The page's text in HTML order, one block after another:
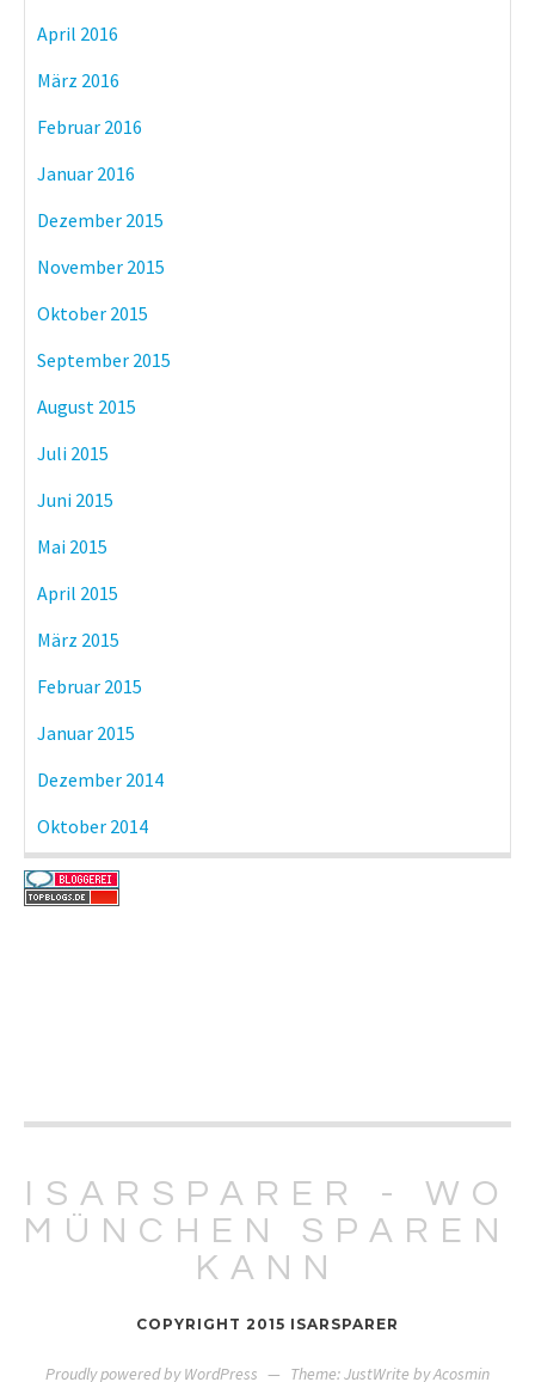
April 2016
März 2016
Februar 2016
Januar 2016
Dezember 2015
November 2015
Oktober 2015
September 2015
August 2015
Juli 2015
Juni 2015
Mai 2015
April 2015
März 2015
Februar 2015
Januar 2015
Dezember 2014
Oktober 2014
ISARSPARER - WO
MÜNCHEN SPAREN
KANN
COPYRIGHT 2015 ISARSPARER
Proudly powered by WordPress — Theme: JustWrite byAcosmin